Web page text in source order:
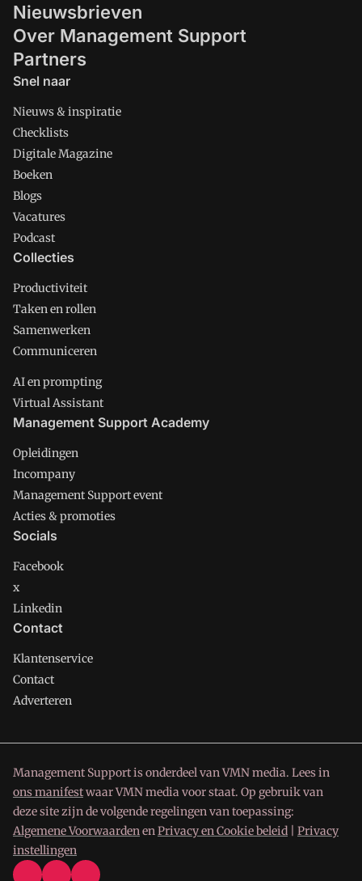
Nieuwsbrieven
Over Management Support
Partners
Snel naar
Nieuws & inspiratie
Checklists
Digitale Magazine
Boeken
Blogs
Vacatures
Podcast
Collecties
Productiviteit
Taken en rollen
Samenwerken
Communiceren
AI en prompting
Virtual Assistant
Management Support Academy
Opleidingen
Incompany
Management Support event
Acties & promoties
Socials
Facebook
x
Linkedin
Contact
Klantenservice
Contact
Adverteren
Management Support is onderdeel van VMN media. Lees in
ons manifestwaar VMN media voor staat. Op gebruik van
deze site zijn de volgende regelingen van toepassing:
Algemene VoorwaardenenPrivacy en Cookie beleid
Privacy
instellingen